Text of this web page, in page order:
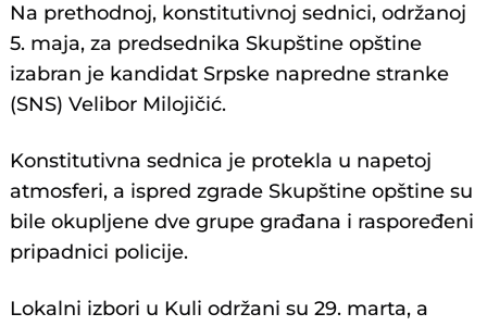
Na prethodnoj, konstitutivnoj sednici, održanoj
5. maja, za predsednika Skupštine opštine
izabran je kandidat Srpske napredne stranke
(SNS) Velibor Milojičić.
Konstitutivna sednica je protekla u napetoj
atmosferi, a ispred zgrade Skupštine opštine su
bile okupljene dve grupe građana i raspoređeni
pripadnici policije.
Lokalni izbori u Kuli održani su 29. marta, a